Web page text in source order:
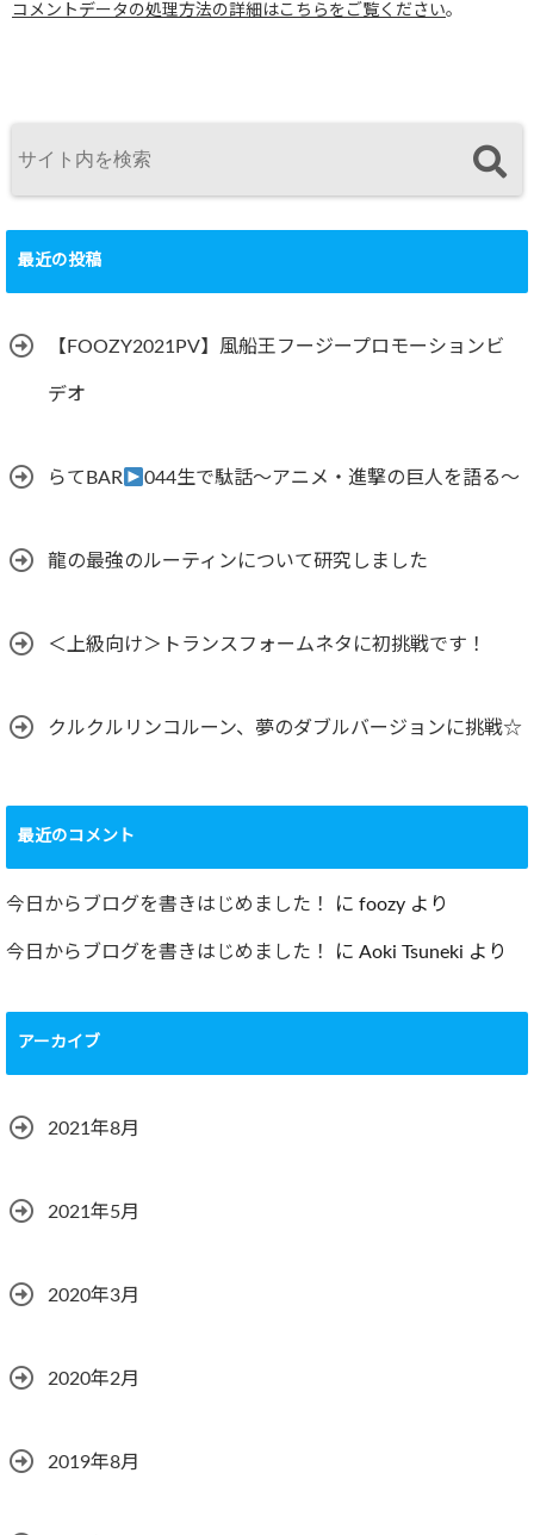
コメントデータの処理方法の詳細はこちらをご覧ください。
最近の投稿
【FOOZY2021PV】風船王フージープロモーションビ
デオ
らてBAR 044生で駄話～アニメ・進撃の巨人を語る～
龍の最強のルーティンについて研究しました
＜上級向け＞トランスフォームネタに初挑戦です！
クルクルリンコルーン、夢のダブルバージョンに挑戦☆
最近のコメント
今日からブログを書きはじめました！ に foozy より
今日からブログを書きはじめました！ に Aoki Tsuneki より
アーカイブ
2021年8月
2021年5月
2020年3月
2020年2月
2019年8月